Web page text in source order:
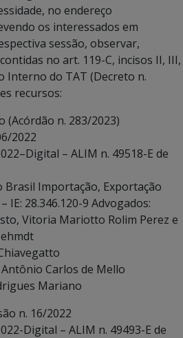
no endereço
os interessados em
sessão, observar,
no art. 119-C, incisos II, III,
Interno do TAT (Decreto n.
recursos:
(Acórdão n. 283/2023)
2022
– ALIM n. 49518-E de
Brasil Importação, Exportação
IE: 28.346.120-9 Advogados:
Vitoria Mariotto Rolim Perez e
Carlos de Mello
Mariano
n. 16/2022
Digital – ALIM n. 49493-E de